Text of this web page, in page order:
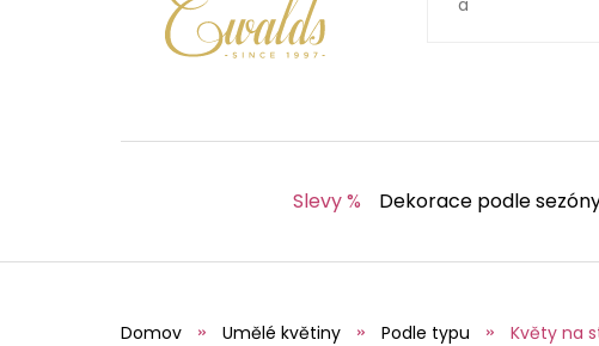
Slevy % Dekorace podle
Domov Umělé květiny Podle typu Květy na